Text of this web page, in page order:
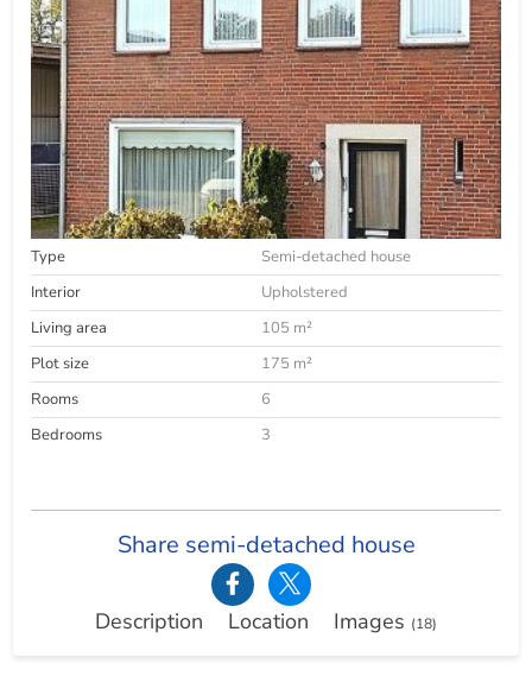
Type
Semi-detached house
Interior
Upholstered
Living area
105 m²
Plot size
175 m²
Rooms
6
Bedrooms
3
Share semi-detached house
Description Location Images (18)